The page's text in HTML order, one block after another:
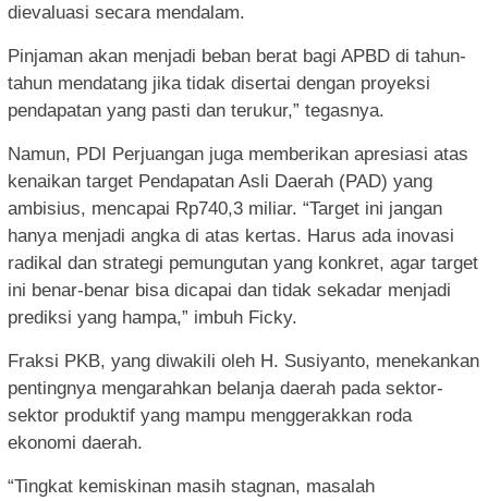
dievaluasi secara mendalam.
Pinjaman akan menjadi beban berat bagi APBD di tahun-
tahun mendatang jika tidak disertai dengan proyeksi
pendapatan yang pasti dan terukur,” tegasnya.
Namun, PDI Perjuangan juga memberikan apresiasi atas
kenaikan target Pendapatan Asli Daerah (PAD) yang
ambisius, mencapai Rp740,3 miliar. “Target ini jangan
hanya menjadi angka di atas kertas. Harus ada inovasi
radikal dan strategi pemungutan yang konkret, agar target
ini benar-benar bisa dicapai dan tidak sekadar menjadi
prediksi yang hampa,” imbuh Ficky.
Fraksi PKB, yang diwakili oleh H. Susiyanto, menekankan
pentingnya mengarahkan belanja daerah pada sektor-
sektor produktif yang mampu menggerakkan roda
ekonomi daerah.
“Tingkat kemiskinan masih stagnan, masalah